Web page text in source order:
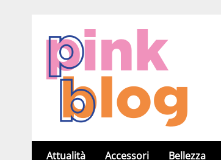
Attualità Accessori Bellezza